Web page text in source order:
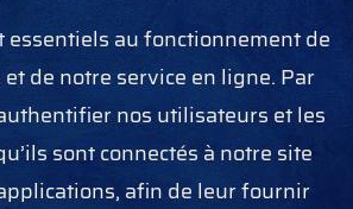
essentiels au fonctionnement de
de notre service en ligne. Par
nos utilisateurs et les
sont connectés à notre site
afin de leur fournir